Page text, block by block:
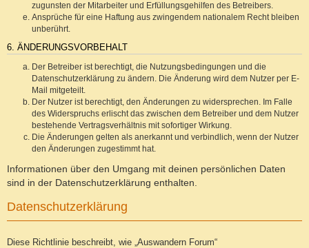
zugunsten der Mitarbeiter und Erfüllungsgehilfen des Betreibers.
Ansprüche für eine Haftung aus zwingendem nationalem Recht bleiben
unberührt.
6. ÄNDERUNGSVORBEHALT
Der Betreiber ist berechtigt, die Nutzungsbedingungen und die
Datenschutzerklärung zu ändern. Die Änderung wird dem Nutzer per E-
Mail mitgeteilt.
Der Nutzer ist berechtigt, den Änderungen zu widersprechen. Im Falle
des Widerspruchs erlischt das zwischen dem Betreiber und dem Nutzer
bestehende Vertragsverhältnis mit sofortiger Wirkung.
Die Änderungen gelten als anerkannt und verbindlich, wenn der Nutzer
den Änderungen zugestimmt hat.
Informationen über den Umgang mit deinen persönlichen Daten
sind in der Datenschutzerklärung enthalten.
Datenschutzerklärung
Diese Richtlinie beschreibt, wie „Auswandern Forum“